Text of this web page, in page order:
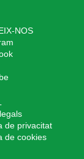
NOS
de privacitat
de cookies